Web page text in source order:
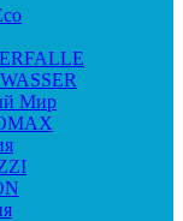
Мир